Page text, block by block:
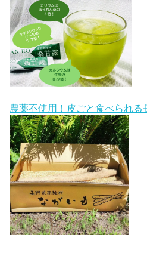
農薬不使用！皮ごと食べられ